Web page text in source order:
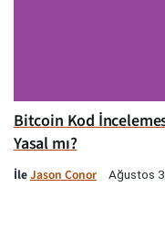
Bitcoin Kod
Yasal mı?
İleJason Conor Ağustos